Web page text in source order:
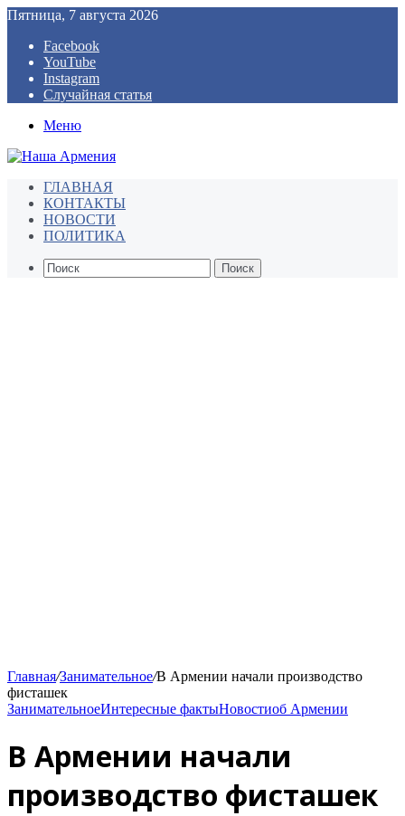
Пятница, 7 августа 2026
Facebook
YouTube
Instagram
Случайная статья
Меню
ГЛАВНАЯ
КОНТАКТЫ
НОВОСТИ
ПОЛИТИКА
Поиск
Главная/Занимательное/В Армении начали производство
фисташек
ЗанимательноеИнтересные фактыНовостиоб Армении
В Армении начали
производство фисташек